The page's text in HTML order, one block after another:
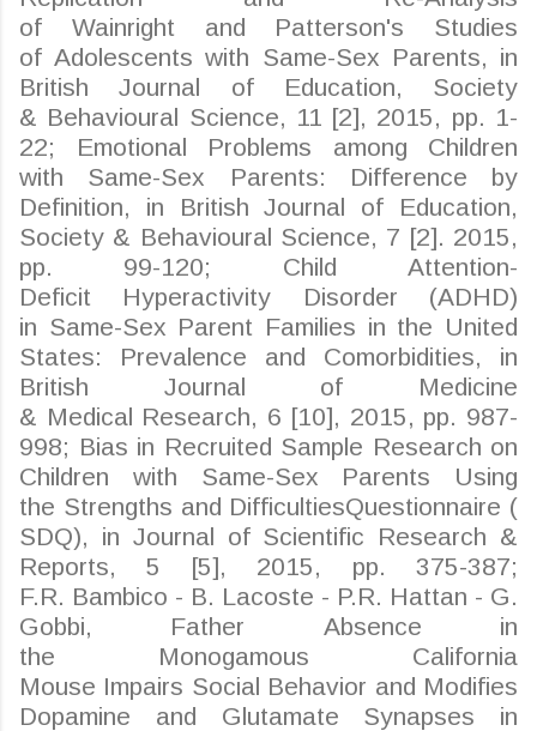
of Wainright and Patterson's Studies
ofAdolescents with Same-Sex Parents, in
British Journal of Education, Society
& Behavioural Science, 11 [2], 2015, pp. 1-
22;
Emotional Problems among Children
with Same-Sex Parents: Difference by
Definition, in British Journal of Education,
Society & Behavioural Science, 7 [2]. 2015,
pp. 99-120; Child Attention-
Deficit Hyperactivity Disorder (ADHD)
in Same-Sex Parent Families in the United
States: Prevalence and Comorbidities, in
British Journal of Medicine
& Medical Research, 6 [10], 2015, pp. 987-
998; Bias in Recruited Sample Research on
Children with Same-Sex Parents Using
the Strengths and DifficultiesQuestionnaire (
SDQ), in Journal of Scientific Research &
Reports, 5 [5], 2015, pp. 375-387;
F.R. Bambico - B. Lacoste - P.R. Hattan - G.
Gobbi, Father Absence in
the Monogamous California
Mouse Impairs Social Behavior and Modifies
Dopamine and Glutamate Synapses in